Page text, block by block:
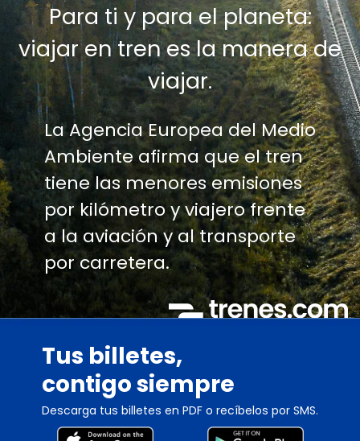
Para ti y para el planeta:
viajar en tren es la manera de
viajar.
La Agencia Europea del Medio
Ambiente afirma que el tren
tiene las menores emisiones
por kilómetro y viajero frente
a la aviación y al transporte
por carretera.
Tus billetes,
contigo siempre
Descarga tus billetes en PDF o recíbelos por SMS.